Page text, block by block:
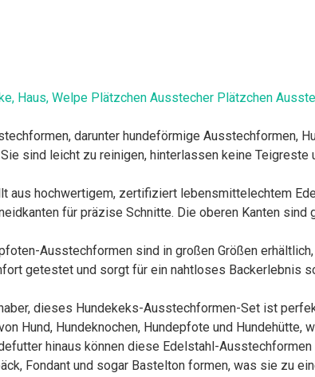
Haus, Welpe Plätzchen Ausstecher Plätzchen
darunter hundeförmige Ausstechformen,
sind leicht zu reinigen, hinterlassen keine Teigreste
aus hochwertigem, zertifiziert lebensmittelechtem
für präzise Schnitte. Die oberen Kanten sind
Ausstechformen sind in großen Größen
getestet und sorgt für ein nahtloses Backerlebnis
dieses Hundekeks-Ausstechformen-Set ist
Hund, Hundeknochen, Hundepfote und
hinaus können diese Edelstahl-
Fondant und sogar Bastelton formen, was sie zu